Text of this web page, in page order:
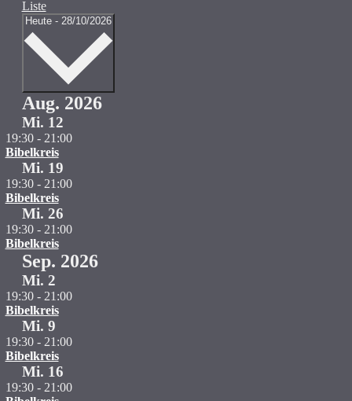
Liste
Heute - 28/10/2026 Datum
Aug. 2026
Mi. 12
19:30- 21:00
Bibelkreis
Mi. 19
19:30- 21:00
Bibelkreis
Mi. 26
19:30- 21:00
Bibelkreis
Sep. 2026
Mi. 2
19:30- 21:00
Bibelkreis
Mi. 9
19:30- 21:00
Bibelkreis
Mi. 16
19:30- 21:00